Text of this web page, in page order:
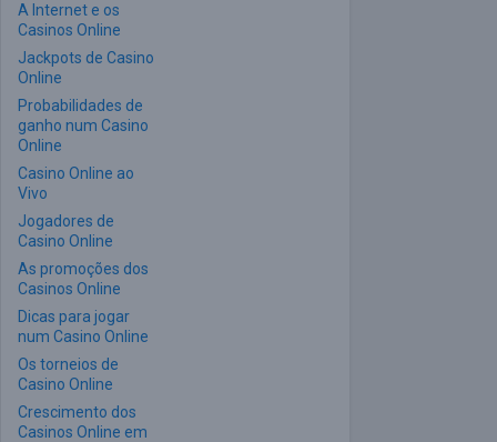
A Internet e os
Casinos Online
Jackpots de Casino
Online
Probabilidades de
ganho num Casino
Online
Casino Online ao
Vivo
Jogadores de
Casino Online
As promoções dos
Casinos Online
Dicas para jogar
num Casino Online
Os torneios de
Casino Online
Crescimento dos
Casinos Online em